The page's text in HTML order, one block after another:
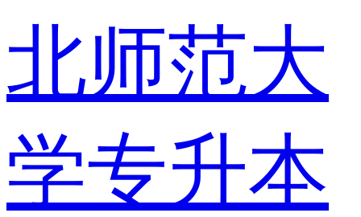
北师范大
学专升本